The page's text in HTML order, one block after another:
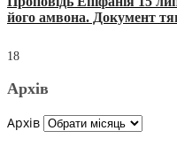
його амвона. Документ
18
Архів
Архів